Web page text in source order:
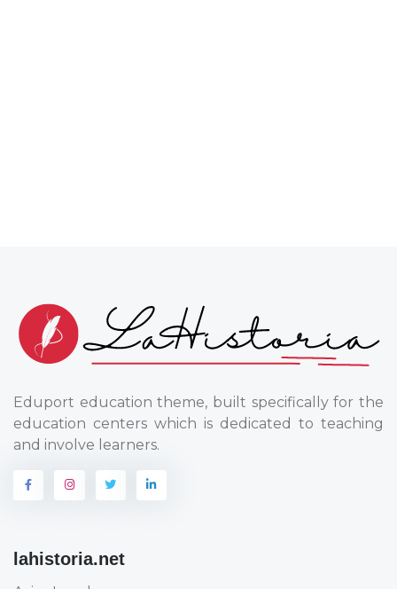
Eduport education theme, built specifically for the
education centers which is dedicated to teaching
and involve learners.
lahistoria.net